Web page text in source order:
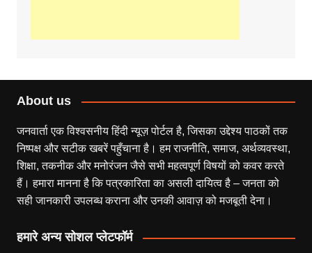
About us
जनवार्ता एक विश्वसनीय हिंदी न्यूज़ पोर्टल है, जिसका उद्देश्य पाठकों तक
निष्पक्ष और सटीक खबरें पहुँचाना है। हम राजनीति, समाज, अर्थव्यवस्था,
शिक्षा, तकनीक और मनोरंजन जैसे सभी महत्वपूर्ण विषयों को कवर करते
हैं। हमारा मानना है कि पत्रकारिता का असली दायित्व है – जनता को
सही जानकारी उपलब्ध कराना और उनकी आवाज़ को मजबूती देना।
हमारे अन्य सोशल प्लेटफॉर्म